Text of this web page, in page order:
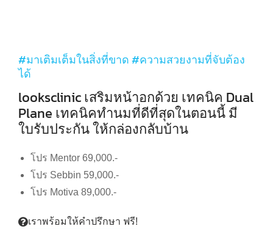
#มาเติมเต็มในสิ่งที่ขาด #ความสวยงามที่จับต้อง
ได้
looksclinic เสริมหน้าอกด้วย เทคนิค Dual
Plane เทคนิคทำนมที่ดีที่สุดในตอนนี้ มี
ใบรับประกัน ให้กล่องกลับบ้าน
โปร Mentor 69,000.-
โปร Sebbin 59,000.-
โปร Motiva 89,000.-
เราพร้อมให้คำปรึกษา ฟรี!